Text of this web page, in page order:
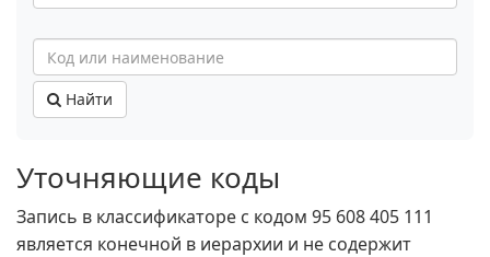
Найти
Уточняющие коды
Запись в классификаторе с кодом 95 608 405 111
является конечной в иерархии и не содержит